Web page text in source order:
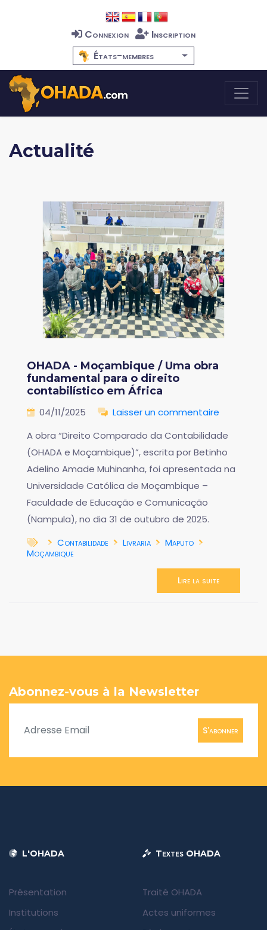
Connexion
Inscription
États-membres
Actualité
OHADA - Moçambique / Uma obra
fundamental para o direito
contabilístico em África
04/11/2025
Laisser un commentaire
A obra “Direito Comparado da Contabilidade
(OHADA e Moçambique)”, escrita por Betinho
Adelino Amade Muhinanha, foi apresentada na
Universidade Católica de Moçambique –
Faculdade de Educação e Comunicação
(Nampula), no dia 31 de outubro de 2025.
Contabilidade
Livraria
Maputo
Moçambique
Lire la suite
Abonnez-vous à la Newsletter
S'abonner
L'OHADA
Présentation
Institutions
Textes OHADA
Traité OHADA
Actes uniformes